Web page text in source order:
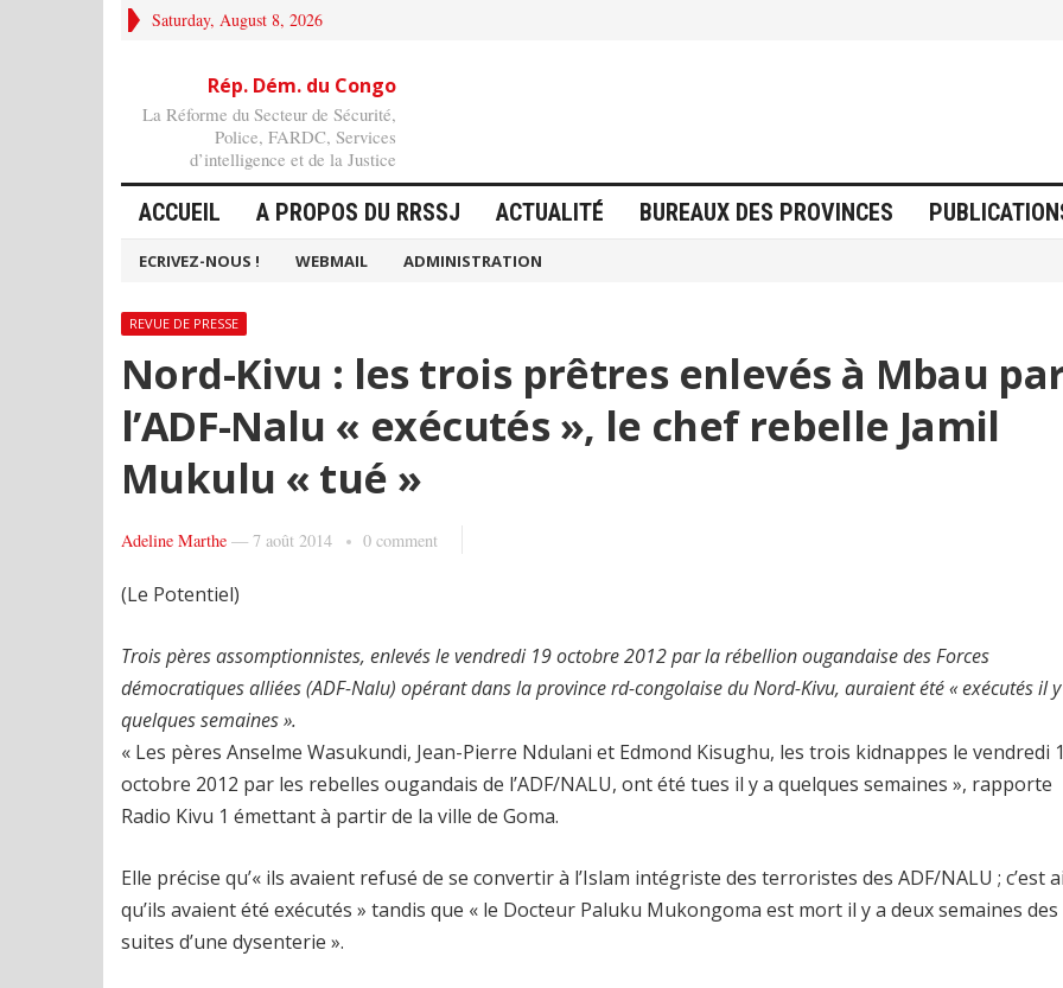
Saturday, August 8, 2026
Rép. Dém. du Congo
La Réforme du Secteur de Sécurité,
Police, FARDC, Services
d’intelligence et de la Justice
ACCUEIL A PROPOS DU RRSSJ ACTUALITÉ BUREAUX DES PROVINCES
ECRIVEZ-NOUS ! WEBMAIL ADMINISTRATION
REVUE DE PRESSE
Nord-Kivu : les trois prêtres enlevés à Mbau
l’ADF-Nalu « exécutés », le chef rebelle Jamil
Mukulu « tué »
Adeline Marthe — 7 août 2014 0 comment
(Le Potentiel)
Trois pères assomptionnistes, enlevés le vendredi 19 octobre 2012 par la rébellion ougandaise des Forces
démocratiques alliées (ADF-Nalu) opérant dans la province rd-congolaise du Nord-Kivu, auraient été « exécutés il
quelques semaines ».
« Les pères Anselme Wasukundi, Jean-Pierre Ndulani et Edmond Kisughu, les trois kidnappes le vendredi
octobre 2012 par les rebelles ougandais de l’ADF/NALU, ont été tues il y a quelques semaines », rapporte
Radio Kivu 1 émettant à partir de la ville de Goma.
Elle précise qu’« ils avaient refusé de se convertir à l’Islam intégriste des terroristes des ADF/NALU ; c’est
qu’ils avaient été exécutés » tandis que « le Docteur Paluku Mukongoma est mort il y a deux semaines des
suites d’une dysenterie ».